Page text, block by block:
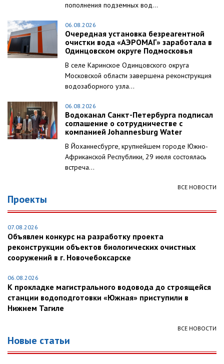
пополнения подземных вод...
06.08.2026
Очередная установка безреагентной
очистки вода «АЭРОМАГ» заработала в
Одинцовском округе Подмосковья
В селе Каринское Одинцовского округа
Московской области завершена реконструкция
водозаборного узла...
06.08.2026
Водоканал Санкт-Петербурга подписал
соглашение о сотрудничестве с
компанией Johannesburg Water
В Йоханнесбурге, крупнейшем городе Южно-
Африканской Республики, 29 июля состоялась
встреча...
ВСЕ НОВОСТИ
Проекты
07.08.2026
Объявлен конкурс на разработку проекта
реконструкции объектов биологических очистных
сооружений в г. Новочебоксарске
06.08.2026
К прокладке магистрального водовода до строящейся
станции водоподготовки «Южная» приступили в
Нижнем Тагиле
ВСЕ НОВОСТИ
Новые статьи